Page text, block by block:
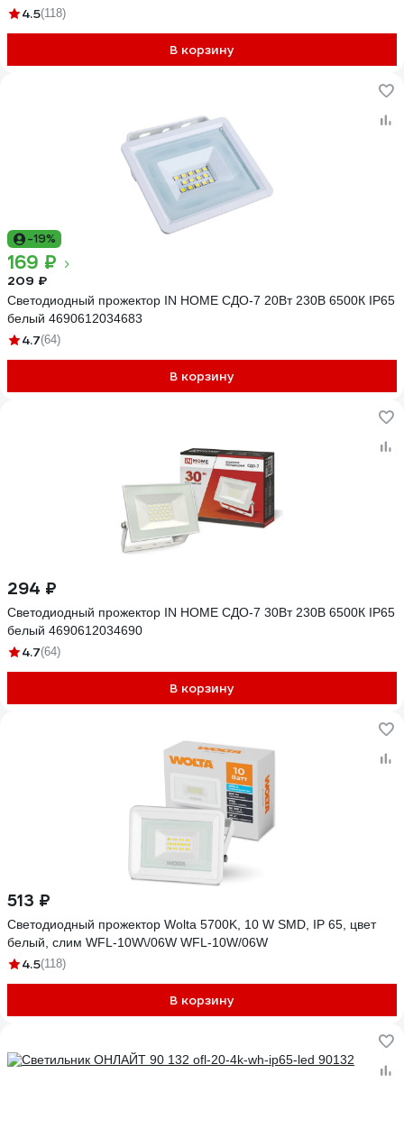
4.5(118)
В корзину
-19%
169 ₽
209 ₽
Светодиодный прожектор IN HOME СДО-7 20Вт 230В 6500К IP65
белый 4690612034683
4.7(64)
В корзину
294 ₽
Светодиодный прожектор IN HOME СДО-7 30Вт 230В 6500К IP65
белый 4690612034690
4.7(64)
В корзину
513 ₽
Светодиодный прожектор Wolta 5700K, 10 W SMD, IP 65, цвет
белый, слим WFL-10W\/06W WFL-10W/06W
4.5(118)
В корзину